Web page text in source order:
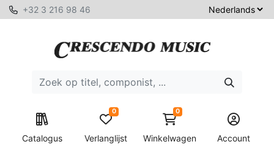
+32 3 216 98 46
Catalogus Verlanglijst
0 0
Winkelwagen Account